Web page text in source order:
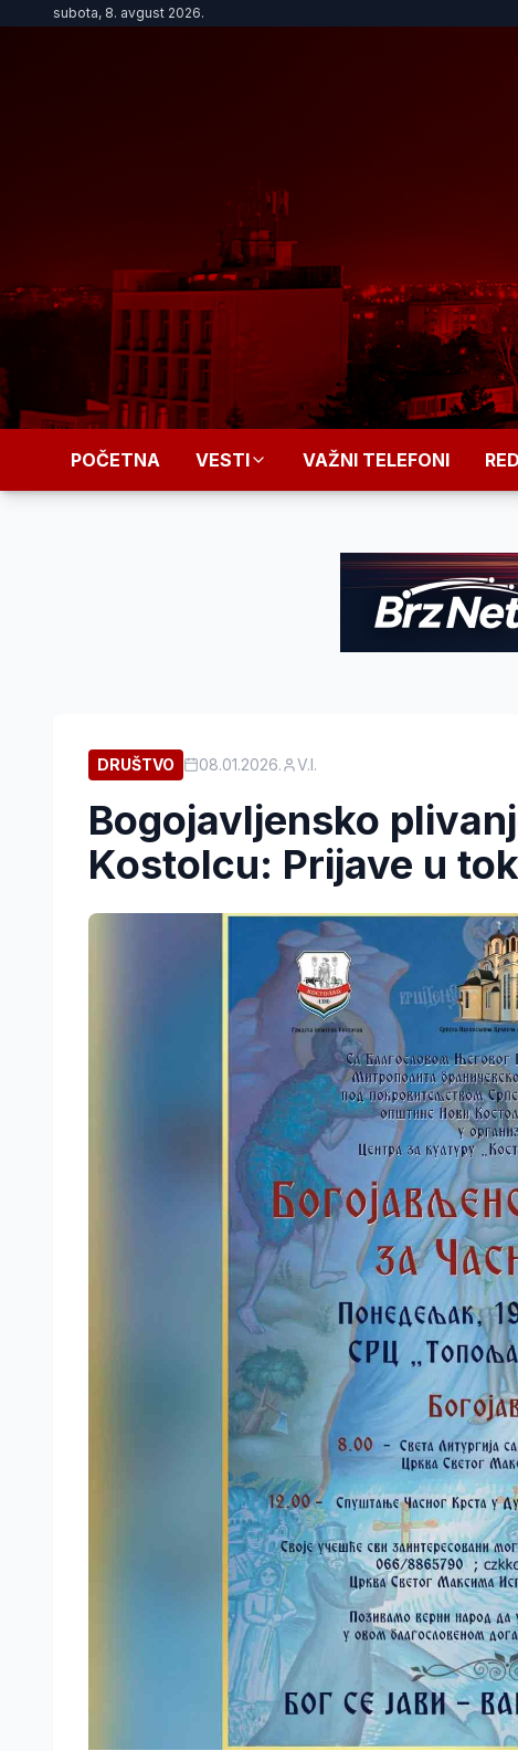
subota, 8. avgust 2026.
POČETNA VESTI VAŽNI TELEFONI
DRUŠTVO 08.01.2026. V.I.
Bogojavljensko
Kostolcu: Prijave u